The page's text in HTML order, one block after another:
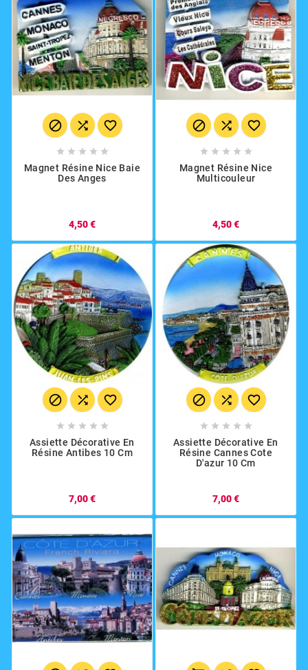
  
    
Magnet Résine Nice Baie
Des Anges
4,50 €
  
    
Magnet Résine Nice
Multicouleur
4,50 €
  
    
Assiette Décorative En
Résine Antibes 10 Cm
7,00 €
  
    
Assiette Décorative En
Résine Cannes Cote
D'azur 10 Cm
7,00 €